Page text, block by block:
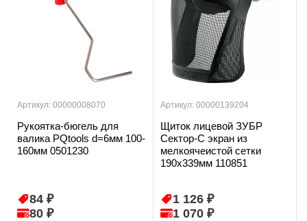
Артикул: 00000008070
Рукоятка-бюгель для
валика PQtools d=6мм 100-
160мм 0501230
84 ₽
80 ₽
Артикул: 00000139204
Щиток лицевой ЗУБР
Сектор-С экран из
мелкоячеистой сетки
190х339мм 110851
1 126 ₽
1 070 ₽